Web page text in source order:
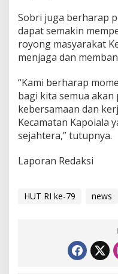
e
t
i
Sobri juga berharap
dapat semakin
royong masyarakat
menjaga dan
“Kami berharap
bagi kita semua
kebersamaan dan
Kecamatan Kapoiala
sejahtera,” tutupnya.
Laporan Redaksi
HUT RI ke-79 news